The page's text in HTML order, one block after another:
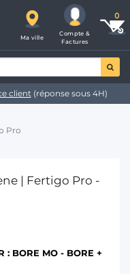
Ma ville
Compte &
Factures
client(réponse sous 4H)
Pro
| Fertigo Pro -
: BORE MO - BORE +